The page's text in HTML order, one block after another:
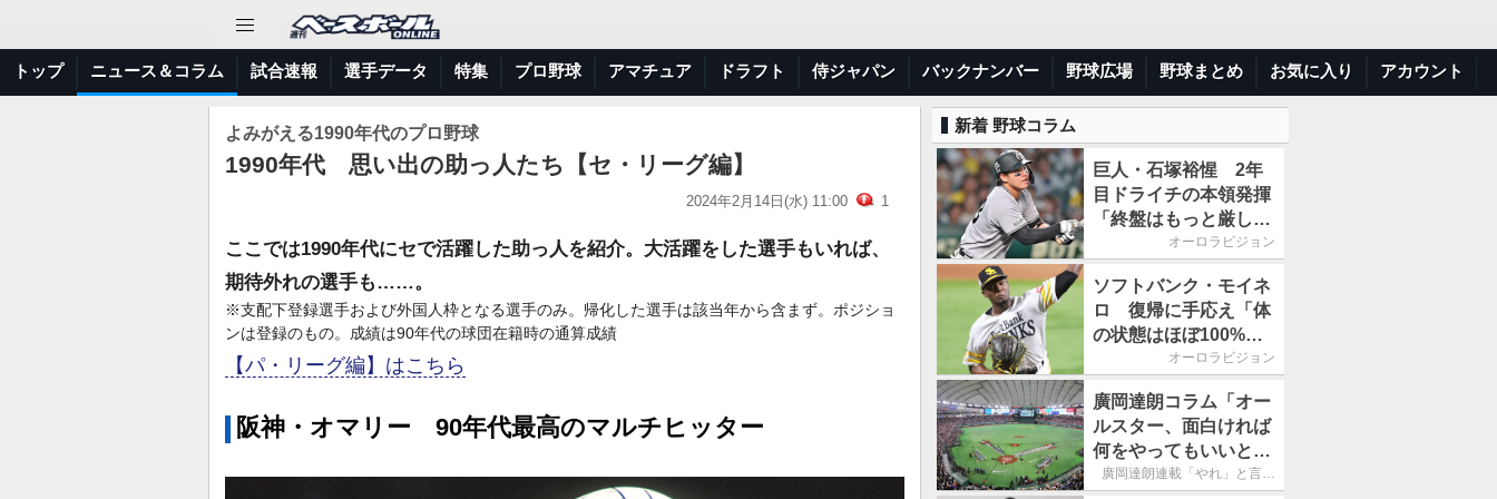
トップ ニュース＆コラム 試合速報 選手データ 特集 プロ野球 アマチュア ドラフト 侍ジャパン バックナンバー 野球広場 野球まとめ お気に入り アカウント
よみがえる1990年代のプロ野球
1990年代 思い出の助っ人たち【セ・リーグ編】
2024年2月14日(水) 11:00 1
ここでは1990年代にセで活躍した助っ人を紹介。大活躍をした選手もいれば、
期待外れの選手も……。
※支配下登録選手および外国人枠となる選手のみ。帰化した選手は該当年から含まず。ポジショ
ンは登録のもの。成績は90年代の球団在籍時の通算成績
【パ・リーグ編】はこちら
阪神・オマリー 90年代最高のマルチヒッター
新着 野球コラム
巨人・石塚裕惺 2年
目ドライチの本領発揮
「終盤はもっと厳しい
戦いが続いていく。チ
に」／後半戦に息巻
く！
オーロラビジョン
ソフトバンク・モイネ
ロ 復帰に手応え「体
の状態はほぼ100%」
／後半戦に息巻く！
オーロラビジョン
廣岡達朗コラム「オー
ルスター、面白ければ
何をやってもいいとい
う発想は大間違い」
廣岡達朗連載「やれ」と言え
る信念